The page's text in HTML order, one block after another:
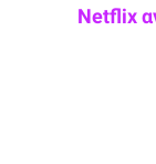
Netflix